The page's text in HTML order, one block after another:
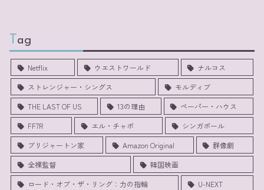
Tag
Netflix ウエストワールド
ナルコス
ストレンジャー・シングス
モルディブ
THE LAST OF US
13の理由
ペーパー・ハウス
FF7R
エル・チャポ
シンガポール
ブリジャートン家
Amazon Original
群像劇
全裸監督
韓国映画
ロード・オブ・ザ・リング：力の指輪
U-NEXT